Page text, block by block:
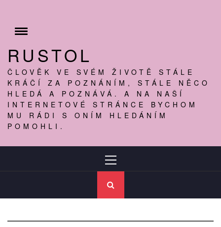
content
Toggle
RUSTOL
ČLOVĚK VE SVÉM ŽIVOTĚ STÁLE
KRÁČÍ ZA POZNÁNÍM, STÁLE NĚCO
HLEDÁ A POZNÁVÁ. A NA NAŠÍ
INTERNETOVÉ STRÁNCE BYCHOM
MU RÁDI S ONÍM HLEDÁNÍM
POMOHLI.